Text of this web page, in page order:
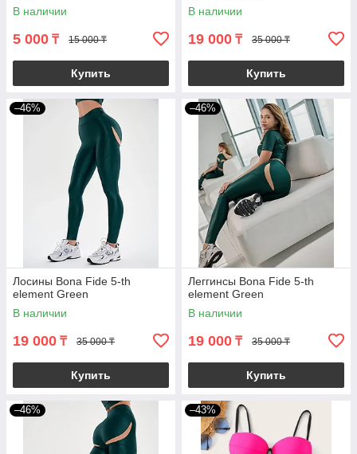
В наличии
5 000 ₸ 15 000 ₸
Купить
В наличии
19 000 ₸ 35 000 ₸
Купить
–46%
Лосины Bona Fide 5-th
element Green
В наличии
19 000 ₸ 35 000 ₸
Купить
–46%
Леггинсы Bona Fide 5-th
element Green
В наличии
19 000 ₸ 35 000 ₸
Купить
–46% –43%